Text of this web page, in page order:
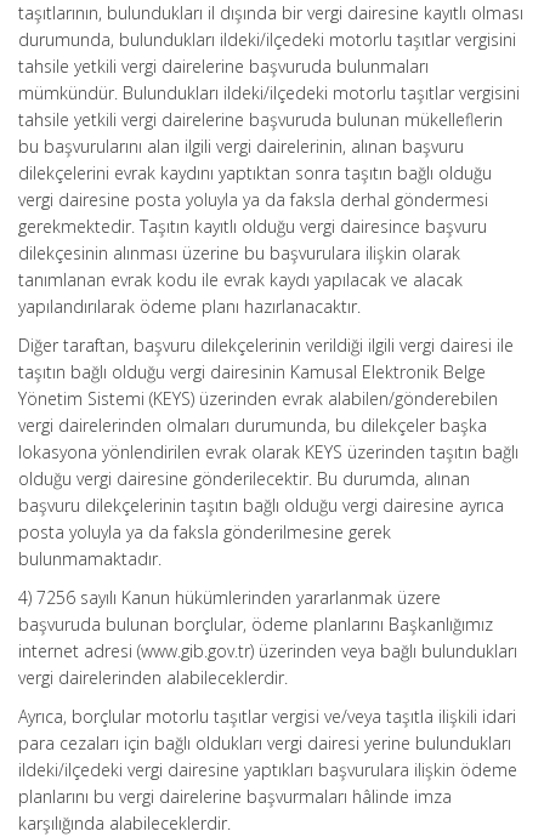
taşıtlarının, bulundukları il dışında bir vergi dairesine kayıtlı olması
durumunda, bulundukları ildeki/ilçedeki motorlu taşıtlar vergisini
tahsile yetkili vergi dairelerine başvuruda bulunmaları
mümkündür. Bulundukları ildeki/ilçedeki motorlu taşıtlar vergisini
tahsile yetkili vergi dairelerine başvuruda bulunan mükelleflerin
bu başvurularını alan ilgili vergi dairelerinin, alınan başvuru
dilekçelerini evrak kaydını yaptıktan sonra taşıtın bağlı olduğu
vergi dairesine posta yoluyla ya da faksla derhal göndermesi
gerekmektedir. Taşıtın kayıtlı olduğu vergi dairesince başvuru
dilekçesinin alınması üzerine bu başvurulara ilişkin olarak
tanımlanan evrak kodu ile evrak kaydı yapılacak ve alacak
yapılandırılarak ödeme planı hazırlanacaktır.
Diğer taraftan, başvuru dilekçelerinin verildiği ilgili vergi dairesi ile
taşıtın bağlı olduğu vergi dairesinin Kamusal Elektronik Belge
Yönetim Sistemi (KEYS) üzerinden evrak alabilen/gönderebilen
vergi dairelerinden olmaları durumunda, bu dilekçeler başka
lokasyona yönlendirilen evrak olarak KEYS üzerinden taşıtın bağlı
olduğu vergi dairesine gönderilecektir. Bu durumda, alınan
başvuru dilekçelerinin taşıtın bağlı olduğu vergi dairesine ayrıca
posta yoluyla ya da faksla gönderilmesine gerek
bulunmamaktadır.
4) 7256 sayılı Kanun hükümlerinden yararlanmak üzere
başvuruda bulunan borçlular, ödeme planlarını Başkanlığımız
internet adresi (www.gib.gov.tr) üzerinden veya bağlı bulundukları
vergi dairelerinden alabileceklerdir.
Ayrıca, borçlular motorlu taşıtlar vergisi ve/veya taşıtla ilişkili idari
para cezaları için bağlı oldukları vergi dairesi yerine bulundukları
ildeki/ilçedeki vergi dairesine yaptıkları başvurulara ilişkin ödeme
planlarını bu vergi dairelerine başvurmaları hâlinde imza
karşılığında alabileceklerdir.